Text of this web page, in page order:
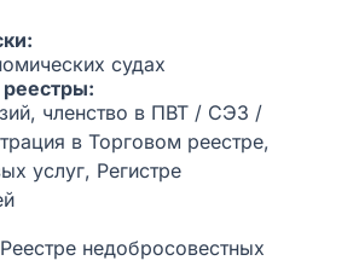
судах
членство в ПВТ / СЭЗ /
в Торговом реестре,
услуг, Регистре
недобросовестных